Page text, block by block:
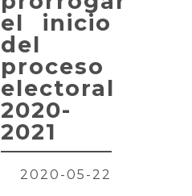
el inicio
del
proceso
electoral
2020-
2021
2020-05-22